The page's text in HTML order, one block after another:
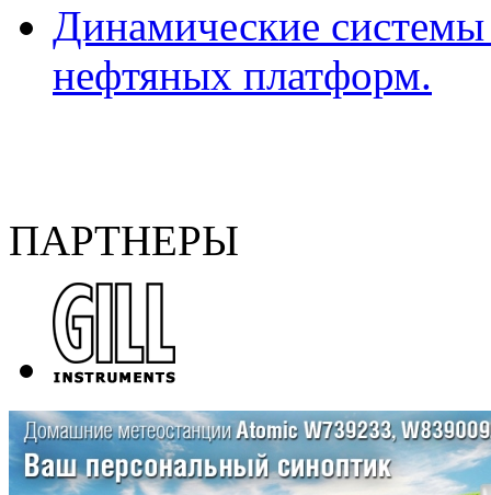
Динамические
нефтяных платформ.
ПАРТНЕРЫ